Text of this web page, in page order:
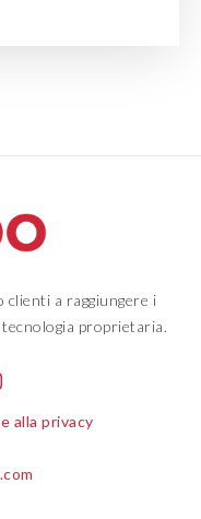
a raggiungere i
proprietaria.
alla privacy